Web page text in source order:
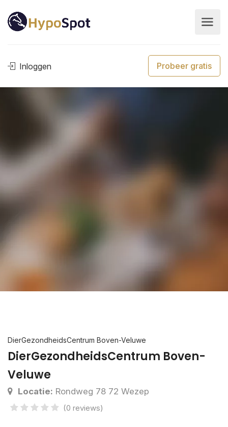
Inloggen Probeer gratis
DierGezondheidsCentrum Boven-Veluwe
DierGezondheidsCentrum Boven-
Veluwe
Locatie: Rondweg 78 72 Wezep
(0 reviews)